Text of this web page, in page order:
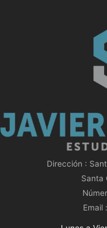
Dirección :
Santa
Email